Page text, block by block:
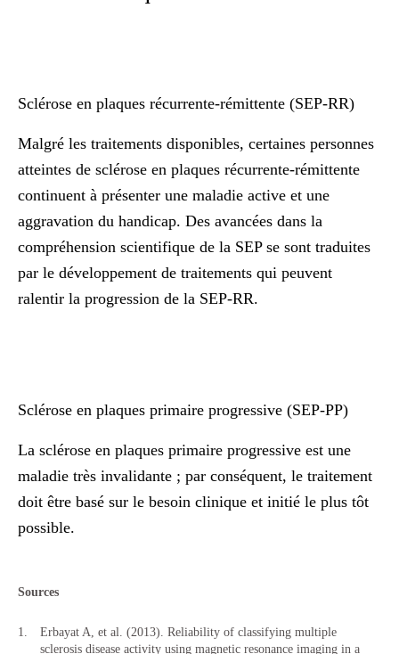
Sclérose en plaques récurrente-rémittente (SEP-RR)
Malgré les traitements disponibles, certaines personnes
atteintes de sclérose en plaques récurrente-rémittente
continuent à présenter une maladie active et une
aggravation du handicap. Des avancées dans la
compréhension scientifique de la SEP se sont traduites
par le développement de traitements qui peuvent
ralentir la progression de la SEP-RR.
Sclérose en plaques primaire progressive (SEP-PP)
La sclérose en plaques primaire progressive est une
maladie très invalidante ; par conséquent, le traitement
doit être basé sur le besoin clinique et initié le plus tôt
possible.
Sources
Erbayat A, et al. (2013). Reliability of classifying multiple
sclerosis disease activity using magnetic resonance imaging in a